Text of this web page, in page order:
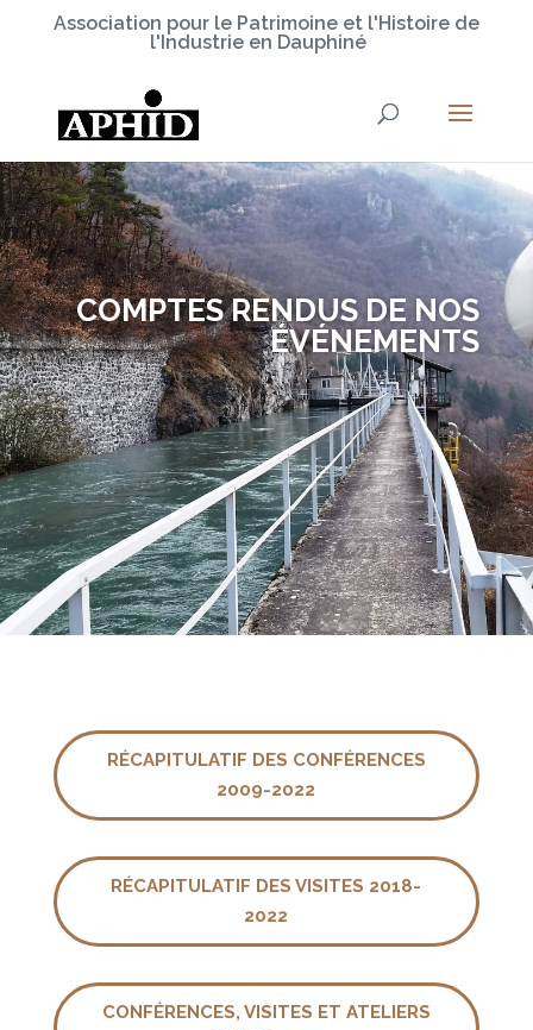
Association pour le Patrimoine et l'Histoire de
l'Industrie en Dauphiné
COMPTES RENDUS DE NOS
ÉVÉNEMENTS
RÉCAPITULATIF DES CONFÉRENCES
2009-2022
RÉCAPITULATIF DES VISITES 2018-
2022
CONFÉRENCES, VISITES ET ATELIERS